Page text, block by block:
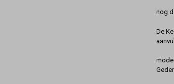
nog
De